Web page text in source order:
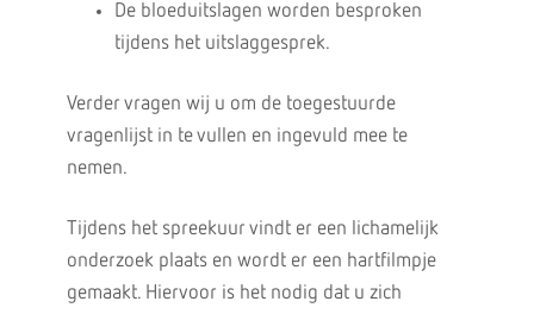
De bloeduitslagen worden besproken
tijdens het uitslaggesprek.
Verder vragen wij u om de toegestuurde
vragenlijst in te vullen en ingevuld mee te
nemen.
Tijdens het spreekuur vindt er een lichamelijk
onderzoek plaats en wordt er een hartfilmpje
gemaakt. Hiervoor is het nodig dat u zich